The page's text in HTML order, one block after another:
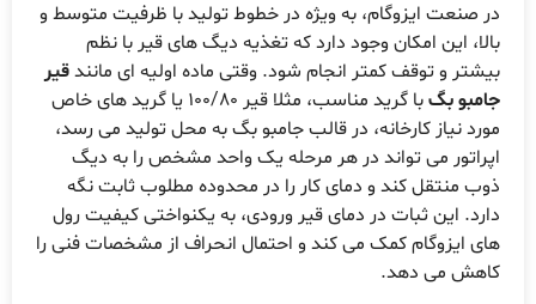
صنعت ایزوگام، به ویژه در خطوط تولید با ظرفیت متوسط و
این امکان وجود دارد که تغذیه دیگ های قیر با نظم
و توقف کمتر انجام شود. وقتی ماده اولیه ای مانندقیر
بگ
با گرید مناسب، مثلا قیر 100/80 یا گرید های خاص
نیاز کارخانه، در قالب جامبو بگ به محل تولید می رسد،
می تواند در هر مرحله یک واحد مشخص را به دیگ
منتقل کند و دمای کار را در محدوده مطلوب ثابت نگه
این ثبات در دمای قیر ورودی، به یکنواختی کیفیت رول
ایزوگام کمک می کند و احتمال انحراف از مشخصات فنی را
می دهد.